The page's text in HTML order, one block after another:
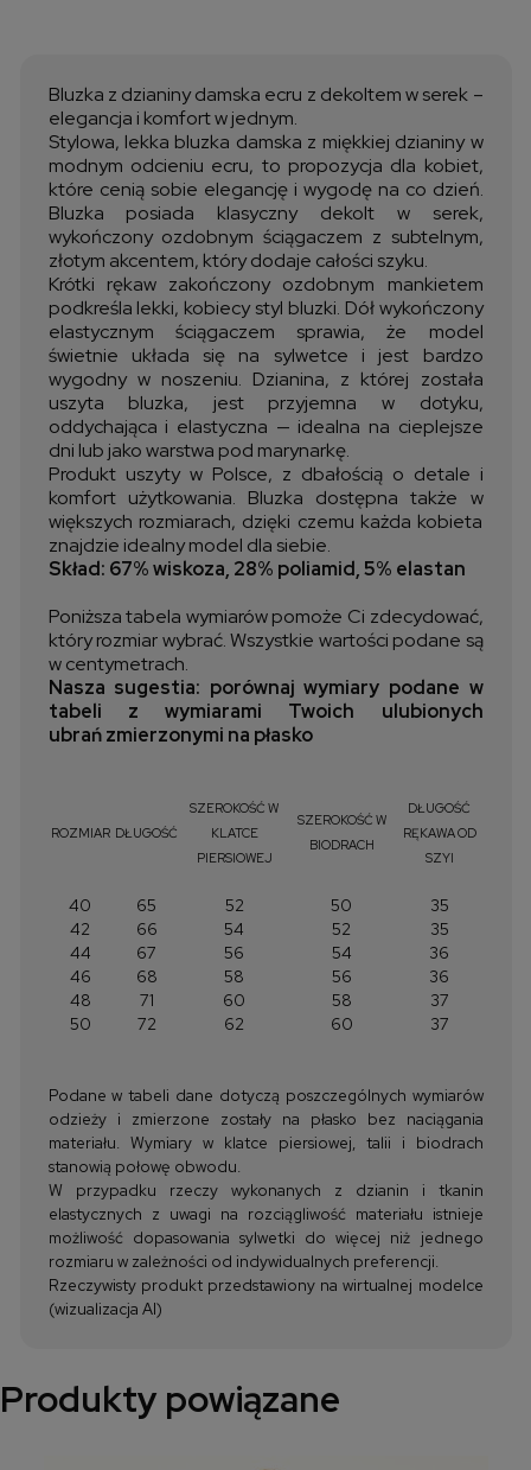
Bluzka z dzianiny damska ecru z dekoltem w serek –
elegancja i komfort w jednym.
Stylowa, lekka bluzka damska z miękkiej dzianiny w
modnym odcieniu ecru, to propozycja dla kobiet,
które cenią sobie elegancję i wygodę na co dzień.
Bluzka posiada klasyczny dekolt w serek,
wykończony ozdobnym ściągaczem z subtelnym,
złotym akcentem, który dodaje całości szyku.
Krótki rękaw zakończony ozdobnym mankietem
podkreśla lekki, kobiecy styl bluzki. Dół wykończony
elastycznym ściągaczem sprawia, że model
świetnie układa się na sylwetce i jest bardzo
wygodny w noszeniu. Dzianina, z której została
uszyta bluzka, jest przyjemna w dotyku,
oddychająca i elastyczna — idealna na cieplejsze
dni lub jako warstwa pod marynarkę.
Produkt uszyty w Polsce, z dbałością o detale i
komfort użytkowania. Bluzka dostępna także w
większych rozmiarach, dzięki czemu każda kobieta
znajdzie idealny model dla siebie.
Skład: 67% wiskoza, 28% poliamid, 5% elastan
Poniższa tabela wymiarów pomoże Ci zdecydować,
który rozmiar wybrać. Wszystkie wartości podane są
w centymetrach.
Nasza sugestia: porównaj wymiary podane w
tabeli z wymiarami Twoich ulubionych
ubrań zmierzonymi na płasko
ROZMIAR DŁUGOŚĆ
SZEROKOŚĆ W
KLATCE
PIERSIOWEJ
SZEROKOŚĆ W
BIODRACH
DŁUGOŚĆ
RĘKAWA OD
SZYI
40 65 52 50
35
42
66 54 52
35
44
67 56 54
36
46
68 58 56
36
48
71 60 58
37
50
72 62 60 37
Podane w tabeli dane dotyczą poszczególnych wymiarów
odzieży i zmierzone zostały na płasko bez naciągania
materiału. Wymiary w klatce piersiowej, talii i biodrach
stanowią połowę obwodu.
W przypadku rzeczy wykonanych z dzianin i tkanin
elastycznych z uwagi na rozciągliwość materiału istnieje
możliwość dopasowania sylwetki do więcej niż jednego
rozmiaru w zależności od indywidualnych preferencji.
Rzeczywisty produkt przedstawiony na wirtualnej modelce
(wizualizacja AI)
Produkty powiązane